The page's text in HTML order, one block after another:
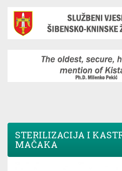
STERILIZACIJA I
MAČAKA